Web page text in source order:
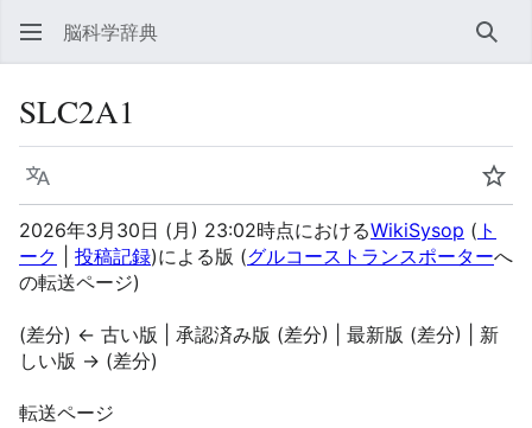
脳科学辞典 検索
SLC2A1
言語
ウ
2026年3月30日 (月) 23:02時点におけるWikiSysop ( ト
ーク
投稿記録)による版 (グルコーストランスポーターへ
の転送ページ)
(差分) ← 古い版 | 承認済み版 (差分) | 最新版 (差分) | 新
しい版 → (差分)
転送ページ